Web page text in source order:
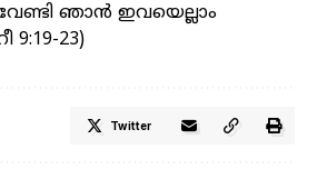
ഞാൻ ഇവയെല്ലാം
23)
Twitter